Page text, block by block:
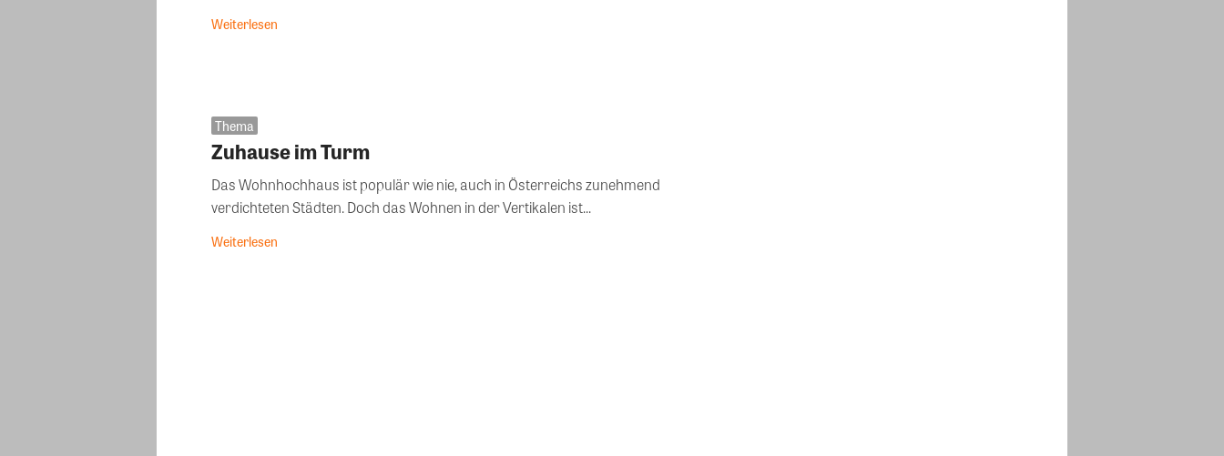
Weiterlesen
Thema
Zuhause im Turm
Das Wohnhochhaus ist populär wie nie, auch in Österreichs zunehmend
verdichteten Städten. Doch das Wohnen in der Vertikalen ist...
Weiterlesen